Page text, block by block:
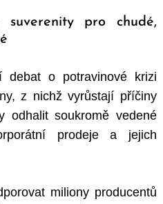
suverenity pro chudé,
o potravinové krizi
z nichž vyrůstají příčiny
odhalit soukromě vedené
prodeje a jejich
miliony producentů